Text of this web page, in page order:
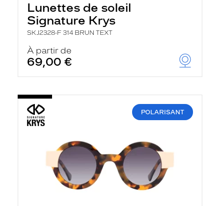
Lunettes de soleil
Signature Krys
SKJ2328-F 314 BRUN TEXT
À partir de
69,00 €
POLARISANT